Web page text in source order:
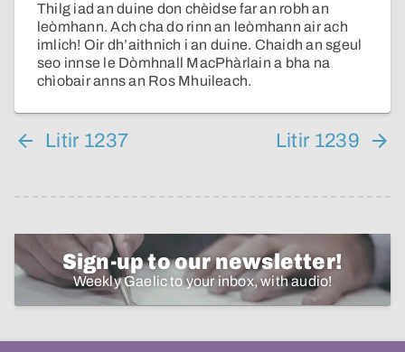
Thilg iad an duine don chèidse far an robh an
leòmhann. Ach cha do rinn an leòmhann air ach
imlich! Oir dh’aithnich i an duine. Chaidh an sgeul
seo innse le Dòmhnall MacPhàrlain a bha na
chìobair anns an Ros Mhuileach.
Litir 1237 Litir 1239
Sign-up to our newsletter!
Weekly Gaelic to your inbox, with audio!